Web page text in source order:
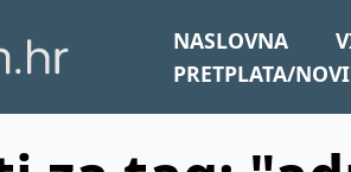
NASLOVNA
PRETPLATA/